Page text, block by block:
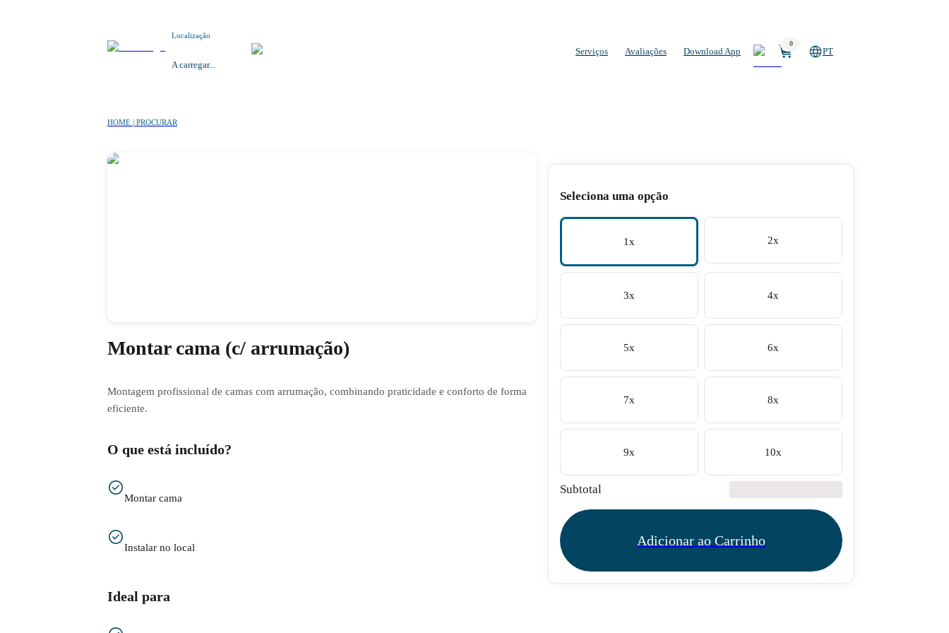
Localização
A carregar...
Serviços Avaliações Download App
0
PT
HOME | PROCURAR
Montar cama (c/ arrumação)
Montagem profissional de camas com arrumação, combinando praticidade e conforto de forma
eficiente.
O que está incluído?
Montar cama
Instalar no local
Ideal para
Seleciona uma opção
1x 2x
3x 4x
5x 6x
7x 8x
9x 10x
Subtotal
Adicionar ao Carrinho